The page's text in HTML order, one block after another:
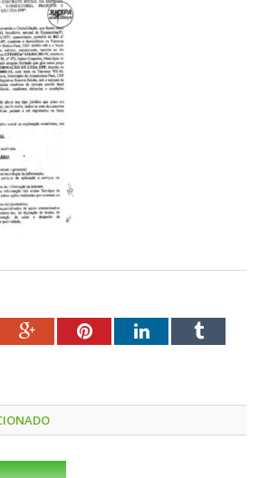
Google+PinterestLinkedInTumblr